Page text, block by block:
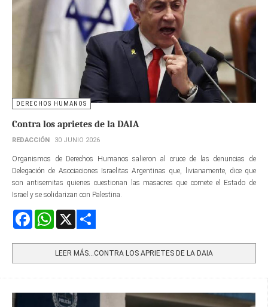
DERECHOS HUMANOS
Contra los aprietes de la DAIA
REDACCIÓN 30 JUNIO 2026
Organismos de Derechos Humanos salieron al cruce de las denuncias de
Delegación de Asociaciones Israelitas Argentinas que, livianamente, dice que
son antisemitas quienes cuestionan las masacres que comete el Estado de
Israel y se solidarizan con Palestina.
FacebookWhatsApp
LEER MÁS…CONTRA LOS APRIETES DE LA DAIA